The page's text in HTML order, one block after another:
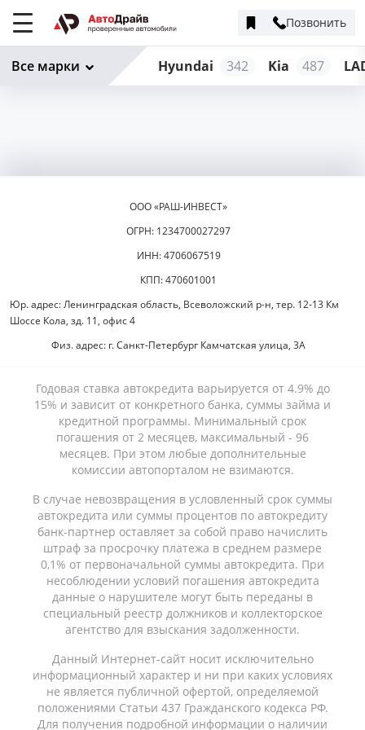
Позвонить
Hyundai 342 Kia 487
Все марки
ООО «РАШ-ИНВЕСТ»
ОГРН: 1234700027297
ИНН: 4706067519
КПП: 470601001
Юр. адрес: Ленинградская область, Всеволожский р-н, тер. 12-13 Км
Шоссе Кола, зд. 11, офис 4
Физ. адрес: г. Санкт-Петербург Камчатская улица, 3А
Годовая ставка автокредита варьируется от 4.9% до
15% и зависит от конкретного банка, суммы займа и
кредитной программы. Минимальный срок
погашения от 2 месяцев, максимальный - 96
месяцев. При этом любые дополнительные
комиссии автопорталом не взимаются.
В случае невозвращения в условленный срок суммы
автокредита или суммы процентов по автокредиту
банк-партнер оставляет за собой право начислить
штраф за просрочку платежа в среднем размере
0,1% от первоначальной суммы автокредита. При
несоблюдении условий погашения автокредита
данные о нарушителе могут быть переданы в
специальный реестр должников и коллекторское
агентство для взыскания задолженности.
Данный Интернет-сайт носит исключительно
информационный характер и ни при каких условиях
не является публичной офертой, определяемой
положениями Статьи 437 Гражданского кодекса РФ.
Для получения подробной информации о наличии